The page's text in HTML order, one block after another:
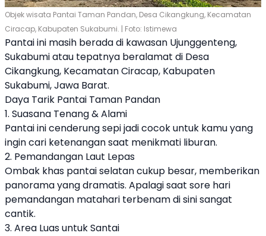
Objek wisata Pantai Taman Pandan, Desa Cikangkung, Kecamatan
Ciracap, Kabupaten Sukabumi. | Foto: Istimewa
Pantai ini masih berada di kawasan Ujunggenteng,
Sukabumi atau tepatnya beralamat di Desa
Cikangkung, Kecamatan Ciracap, Kabupaten
Sukabumi, Jawa Barat.
Daya Tarik Pantai Taman Pandan
1. Suasana Tenang & Alami
Pantai ini cenderung sepi jadi cocok untuk kamu yang
ingin cari ketenangan saat menikmati liburan.
2. Pemandangan Laut Lepas
Ombak khas pantai selatan cukup besar, memberikan
panorama yang dramatis. Apalagi saat sore hari
pemandangan matahari terbenam di sini sangat
cantik.
3. Area Luas untuk Santai